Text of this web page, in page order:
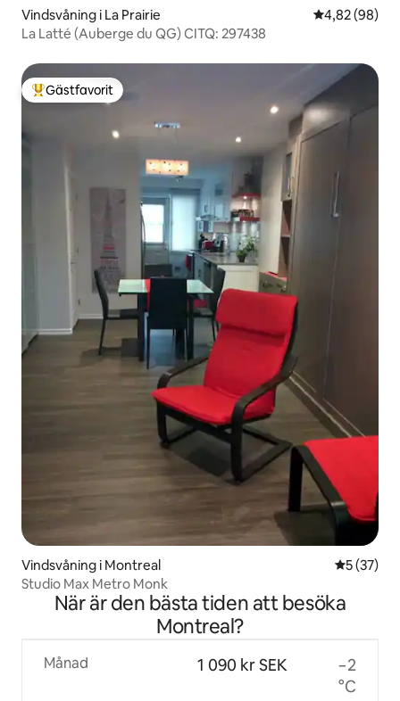
Vindsvåning i La Prairie 4,82 av 5 i
4,82 (98)
La Latté (Auberge du QG) CITQ: 297438
Populär gästfavorit
Gästfavorit
Vindsvåning i Montreal 5 av 5 i
5 (37)
Studio Max Metro Monk
När är den bästa tiden att besöka
Montreal?
Månad 1 090 kr SEK
−2
°C